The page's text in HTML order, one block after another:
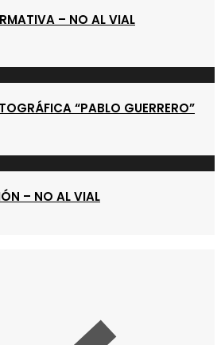
– NO AL VIAL
“PABLO GUERRERO”
– NO AL VIAL